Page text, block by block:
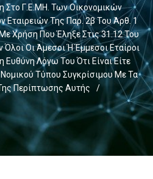
Στο Γ.Ε.ΜΗ. Των Οικονομικών
Της Παρ. 2β Του Άρθ. 1
Χρήση Που Έληξε Στις 31.12 Του
Οι Άμεσοι Ή Έμμεσοι Εταίροι
Ευθύνη Λόγω Του Ότι Είναι Είτε
Τύπου Συγκρίσιμου Με Τα
Περίπτωσης Αυτής
/